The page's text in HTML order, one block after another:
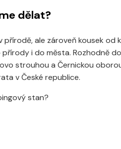
dělat?
přírodě, ale zároveň kousek od
i do města. Rozhodně
strouhou a Černickou
v České republice.
stan?